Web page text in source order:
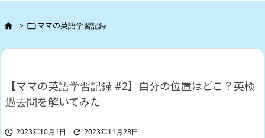
 > ママの英語学習記録
【ママの英語学習記録 #2】自分の位置はどこ？英検
過去問を解いてみた
 2023年10月1日  2023年11月28日